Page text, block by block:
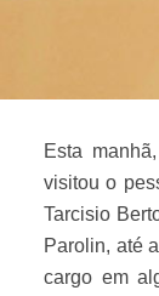
Esta
visitou o
Tarcisio
Parolin, até
cargo em